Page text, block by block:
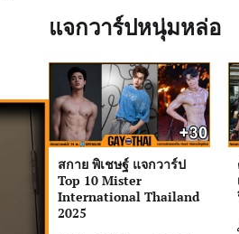
แจกวาร์ปหนุ่มหล่อ
สกาย พิเชษฐ์ แจกวาร์ป
Top 10 Mister
International Thailand
2025